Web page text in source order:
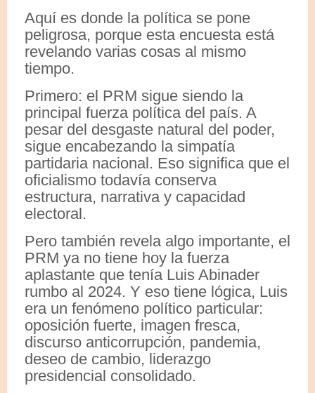
Aquí es donde la política se pone
peligrosa, porque esta encuesta está
revelando varias cosas al mismo
tiempo.
Primero: el PRM sigue siendo la
principal fuerza política del país. A
pesar del desgaste natural del poder,
sigue encabezando la simpatía
partidaria nacional. Eso significa que el
oficialismo todavía conserva
estructura, narrativa y capacidad
electoral.
Pero también revela algo importante, el
PRM ya no tiene hoy la fuerza
aplastante que tenía Luis Abinader
rumbo al 2024. Y eso tiene lógica, Luis
era un fenómeno político particular:
oposición fuerte, imagen fresca,
discurso anticorrupción, pandemia,
deseo de cambio, liderazgo
presidencial consolidado.